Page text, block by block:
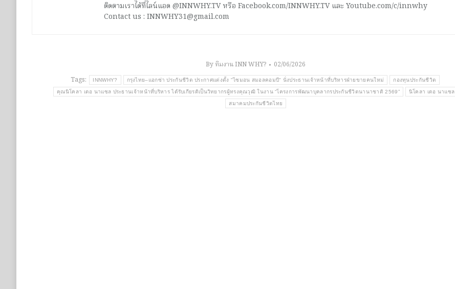
ติดตามเราได้ที่ไลน์แอด @INNWHY.TV หรือ Facebook.com/INNWHY.TV และ Youtube.com/c/innwhy
Contact us : INNWHY31@gmail.com
Byทีมงาน INN WHY?
02/06/2026
Tags:
INNWHY? กรุงไทย–แอกซ่า ประกันชีวิต ประกาศแต่งตั้ง "ไซมอน สมอลคอมบี" นั่งประธานเจ้าหน้าที่บริหารฝ่ายขายคนใหม่ กองทุนประกันชีวิต
คุณนิโคลา เดอ นาแซล ประธานเจ้าหน้าที่บริหาร ได้รับเกียรติเป็นวิทยากรผู้ทรงคุณวุฒิ ในงาน “โครงการพัฒนาบุคลากรประกันชีวิตนานาชาติ 2569” นิโคลา เดอ นาแซล
สมาคมประกันชีวิตไทย